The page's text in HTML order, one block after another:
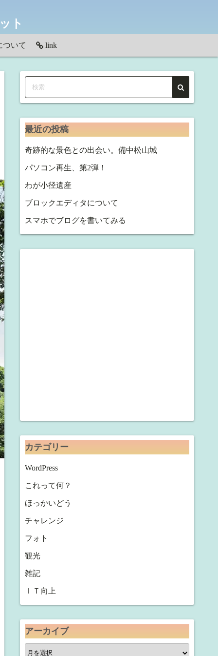
ト
ついて link
最近の投稿
奇跡的な景色との出会い。備中松山城
パソコン再生、第2弾！
わが小径遺産
ブロックエディタについて
スマホでブログを書いてみる
カテゴリー
WordPress
これって何？
ほっかいどう
チャレンジ
フォト
観光
雑記
ＩＴ向上
アーカイブ
ア